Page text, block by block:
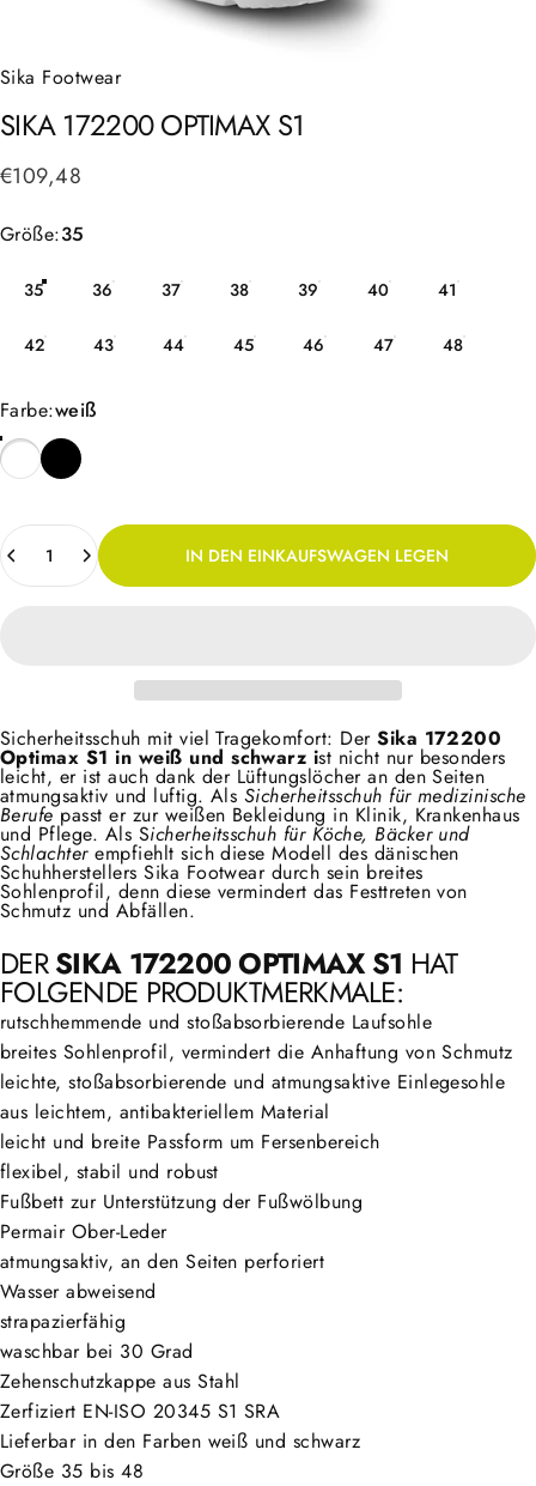
Sika Footwear
SIKA 172200OPTIMAX S1
€109,48
Größe
Größe:35
35 36 37 38 39 40 41
42 43 44 45 46 47 48
Farbe
Farbe:weiß
Anzahl
IN DEN EINKAUFSWAGEN LEGEN
Sicherheitsschuh mit viel Tragekomfort: DerSika 172200
Optimax S1 in weiß und schwarz ist nicht nur besonders
leicht, er ist auch dank der Lüftungslöcher an den Seiten
atmungsaktiv und luftig. Als Sicherheitsschuh für medizinische
Berufepasst er zur weißen Bekleidung in Klinik, Krankenhaus
und Pflege. Als Sicherheitsschuh für Köche, Bäcker und
Schlachterempfiehlt sich diese Modell des dänischen
Schuhherstellers Sika Footwear durch sein breites
Sohlenprofil, denn diese vermindert das Festtreten von
Schmutz und Abfällen.
DERSIKA 172200 OPTIMAX S1 HAT
FOLGENDE PRODUKTMERKMALE:
rutschhemmende und stoßabsorbierende Laufsohle
breites Sohlenprofil, vermindert die Anhaftung von Schmutz
leichte, stoßabsorbierende und atmungsaktive Einlegesohle
aus leichtem, antibakteriellem Material
leicht und breite Passform um Fersenbereich
flexibel, stabil und robust
Fußbett zur Unterstützung der Fußwölbung
Permair Ober-Leder
atmungsaktiv, an den Seiten perforiert
Wasser abweisend
strapazierfähig
waschbar bei 30 Grad
Zehenschutzkappe aus Stahl
Zerfiziert EN-ISO 20345 S1 SRA
Lieferbar in den Farben weiß und schwarz
Größe 35 bis 48